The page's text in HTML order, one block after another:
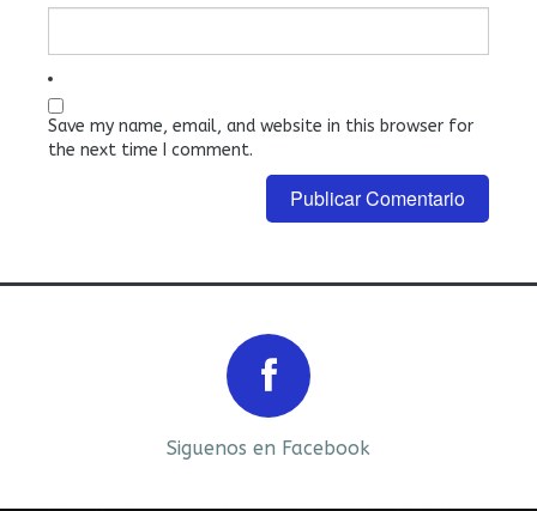
Save my name, email, and website in this browser for
the next time I comment.
Siguenos en Facebook